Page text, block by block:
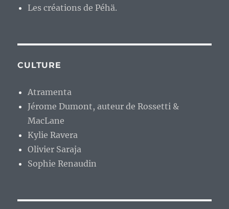
Les créations de Péhä.
CULTURE
Atramenta
Jérome Dumont, auteur de Rossetti &
MacLane
Kylie Ravera
Olivier Saraja
Sophie Renaudin